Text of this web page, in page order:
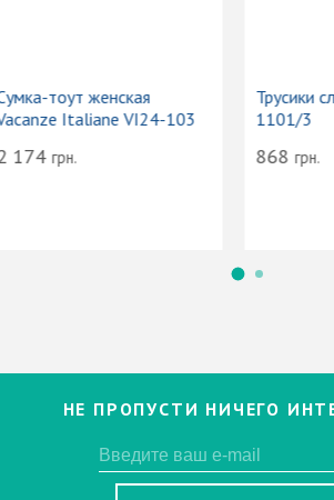
Сумка-тоут женская
Vacanze Italiane VI24-103
2 174грн.
Трусики
1101/3
868грн.
НЕ ПРОПУСТИ НИЧЕГО